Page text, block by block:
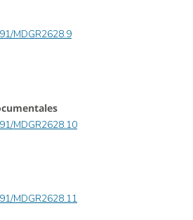
MDGR2628.9
MDGR2628.10
MDGR2628.11